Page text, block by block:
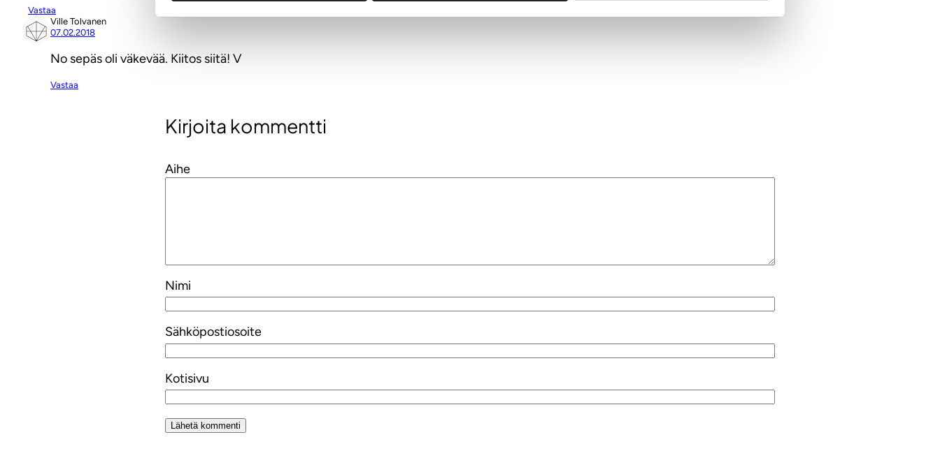
Vastaa
Ville Tolvanen
07.02.2018
No sepäs oli väkevää. Kiitos siitä! V
Vastaa
Kirjoita kommentti
Aihe
Nimi
Sähköpostiosoite
Kotisivu